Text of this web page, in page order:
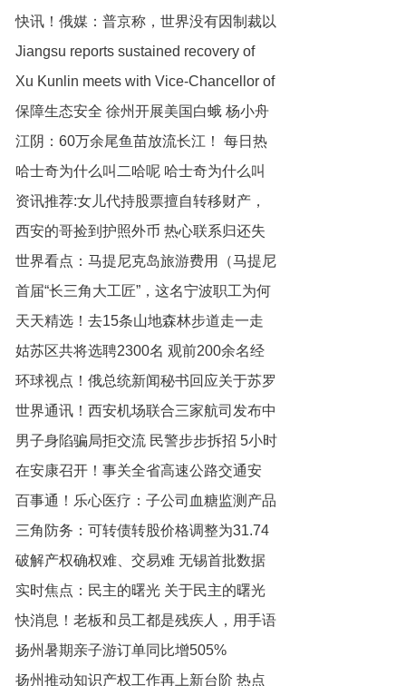
上线
快讯！俄媒：普京称，世界没有因制裁以
及西方企业退出俄市场而崩溃 当前滚动
Jiangsu reports sustained recovery of
industrial economy_实时焦点
Xu Kunlin meets with Vice-Chancellor of
Monash University
保障生态安全 徐州开展美国白蛾 杨小舟
蛾飞机防治_全球关注
江阴：60万余尾鱼苗放流长江！ 每日热
文
哈士奇为什么叫二哈呢 哈士奇为什么叫
二哈 今日热门
资讯推荐:女儿代持股票擅自转移财产，
母亲怒将女儿告上法庭！
西安的哥捡到护照外币 热心联系归还失
主|今日播报
世界看点：马提尼克岛旅游费用（马提尼
克岛）
首届“长三角大工匠”，这名宁波职工为何
入选？_每日热闻
天天精选！去15条山地森林步道走一走
姑苏区共将选聘2300名 观前200余名经
营者受聘“社会消防安全员”|世界今热点
环球视点！俄总统新闻秘书回应关于苏罗
维金大将传闻：应向国防部了解
世界通讯！西安机场联合三家航司发布中
转联运产品 覆盖200余个航班组合
男子身陷骗局拒交流 民警步步拆招 5小时
劝解终止损
在安康召开！事关全省高速公路交通安
全！【959关注】|环球最新
百事通！乐心医疗：子公司血糖监测产品
获得医疗器械注册证
三角防务：可转债转股价格调整为31.74
元/股 天天快消息
破解产权确权难、交易难 无锡首批数据
知识产权证书发出
实时焦点：民主的曙光 关于民主的曙光
介绍
快消息！老板和员工都是残疾人，用手语
点单 盐城首家“无声的店”演绎暖心故事
扬州暑期亲子游订单同比增505%
扬州推动知识产权工作再上新台阶 热点